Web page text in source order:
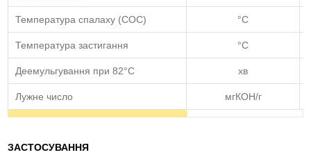
Температура спалаху (COC) °C
Температура застигання °C
Деемульгування при 82°C хв
Лужне число мгКОН/г
ЗАСТОСУВАННЯ